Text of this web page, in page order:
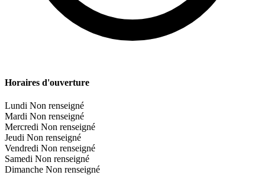
Horaires d'ouverture
Lundi Non renseigné
Mardi Non renseigné
Mercredi Non renseigné
Jeudi Non renseigné
Vendredi Non renseigné
Samedi Non renseigné
Dimanche Non renseigné